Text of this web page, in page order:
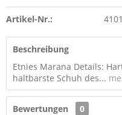
Artikel-Nr.:
Beschreibung
Etnies Marana Details:
haltbarste Schuh des...
Bewertungen
0